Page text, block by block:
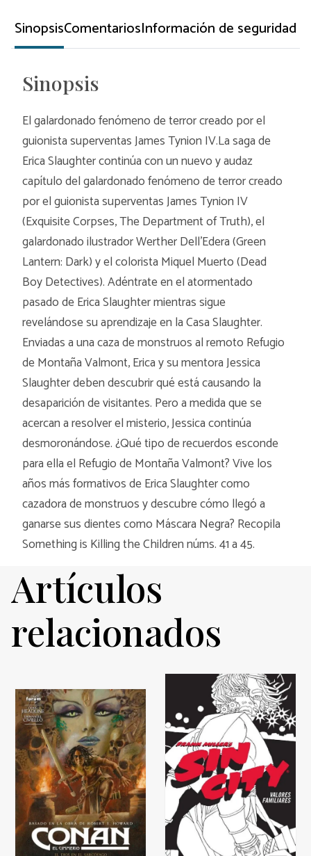
SinopsisComentariosInformación de seguridad
Sinopsis
El galardonado fenómeno de terror creado por el
guionista superventas James Tynion IV.La saga de
Erica Slaughter continúa con un nuevo y audaz
capítulo del galardonado fenómeno de terror creado
por el guionista superventas James Tynion IV
(Exquisite Corpses, The Department of Truth), el
galardonado ilustrador Werther Dell'Edera (Green
Lantern: Dark) y el colorista Miquel Muerto (Dead
Boy Detectives). Adéntrate en el atormentado
pasado de Erica Slaughter mientras sigue
revelándose su aprendizaje en la Casa Slaughter.
Enviadas a una caza de monstruos al remoto Refugio
de Montaña Valmont, Erica y su mentora Jessica
Slaughter deben descubrir qué está causando la
desaparición de visitantes. Pero a medida que se
acercan a resolver el misterio, Jessica continúa
desmoronándose. ¿Qué tipo de recuerdos esconde
para ella el Refugio de Montaña Valmont? Vive los
años más formativos de Erica Slaughter como
cazadora de monstruos y descubre cómo llegó a
ganarse sus dientes como Máscara Negra? Recopila
Something is Killing the Children núms. 41 a 45.
Artículos
relacionados